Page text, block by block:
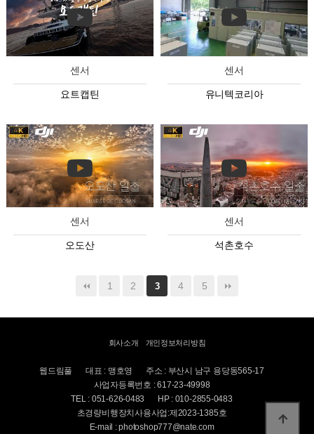
센서
요트캡틴
센서
유니텍코리아
센서
오도산
센서
석촌호수
1 2 3 4 5
회사소개 개인정보처리방침
웹드림풀 대표 : 맹호영
주소 : 부산시 남구 용당동565-17
사업자등록번호 : 617-23-49998
TEL : 051-626-0483
HP : 010-2855-0483
초경량비행장치사용사업:제2023-1385호
E-mail : photoshop777@nate.com